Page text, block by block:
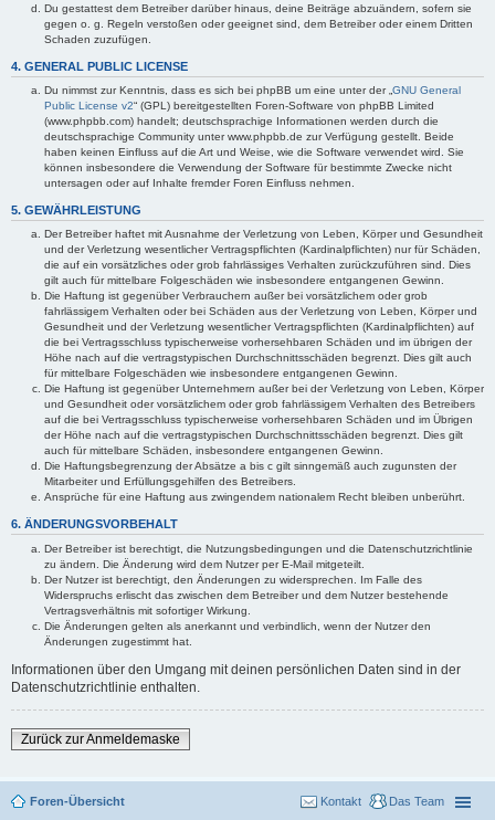
Du gestattest dem Betreiber darüber hinaus, deine Beiträge abzuändern, sofern sie
gegen o. g. Regeln verstoßen oder geeignet sind, dem Betreiber oder einem Dritten
Schaden zuzufügen.
4. GENERAL PUBLIC LICENSE
Du nimmst zur Kenntnis, dass es sich bei phpBB um eine unter der „ GNU General
Public License v2“ (GPL) bereitgestellten Foren-Software von phpBB Limited
(www.phpbb.com) handelt; deutschsprachige Informationen werden durch die
deutschsprachige Community unter www.phpbb.de zur Verfügung gestellt. Beide
haben keinen Einfluss auf die Art und Weise, wie die Software verwendet wird. Sie
können insbesondere die Verwendung der Software für bestimmte Zwecke nicht
untersagen oder auf Inhalte fremder Foren Einfluss nehmen.
5. GEWÄHRLEISTUNG
Der Betreiber haftet mit Ausnahme der Verletzung von Leben, Körper und Gesundheit
und der Verletzung wesentlicher Vertragspflichten (Kardinalpflichten) nur für Schäden,
die auf ein vorsätzliches oder grob fahrlässiges Verhalten zurückzuführen sind. Dies
gilt auch für mittelbare Folgeschäden wie insbesondere entgangenen Gewinn.
Die Haftung ist gegenüber Verbrauchern außer bei vorsätzlichem oder grob
fahrlässigem Verhalten oder bei Schäden aus der Verletzung von Leben, Körper und
Gesundheit und der Verletzung wesentlicher Vertragspflichten (Kardinalpflichten) auf
die bei Vertragsschluss typischerweise vorhersehbaren Schäden und im übrigen der
Höhe nach auf die vertragstypischen Durchschnittsschäden begrenzt. Dies gilt auch
für mittelbare Folgeschäden wie insbesondere entgangenen Gewinn.
Die Haftung ist gegenüber Unternehmern außer bei der Verletzung von Leben, Körper
und Gesundheit oder vorsätzlichem oder grob fahrlässigem Verhalten des Betreibers
auf die bei Vertragsschluss typischerweise vorhersehbaren Schäden und im Übrigen
der Höhe nach auf die vertragstypischen Durchschnittsschäden begrenzt. Dies gilt
auch für mittelbare Schäden, insbesondere entgangenen Gewinn.
Die Haftungsbegrenzung der Absätze a bis c gilt sinngemäß auch zugunsten der
Mitarbeiter und Erfüllungsgehilfen des Betreibers.
Ansprüche für eine Haftung aus zwingendem nationalem Recht bleiben unberührt.
6. ÄNDERUNGSVORBEHALT
Der Betreiber ist berechtigt, die Nutzungsbedingungen und die Datenschutzrichtlinie
zu ändern. Die Änderung wird dem Nutzer per E-Mail mitgeteilt.
Der Nutzer ist berechtigt, den Änderungen zu widersprechen. Im Falle des
Widerspruchs erlischt das zwischen dem Betreiber und dem Nutzer bestehende
Vertragsverhältnis mit sofortiger Wirkung.
Die Änderungen gelten als anerkannt und verbindlich, wenn der Nutzer den
Änderungen zugestimmt hat.
Informationen über den Umgang mit deinen persönlichen Daten sind in der
Datenschutzrichtlinie enthalten.
Zurück zur Anmeldemaske
Foren-Übersicht Das Team
Kontakt